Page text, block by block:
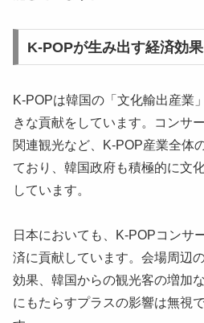
K-POPが生み出す経済効果
K-POPは韓国の「文化輸出産業
きな貢献をしています。コンサ
関連観光など、K-POP産業全体
ており、韓国政府も積極的に文
しています。
日本においても、K-POPコンサ
済に貢献しています。会場周辺
効果、韓国からの観光客の増加
にもたらすプラスの影響は無視